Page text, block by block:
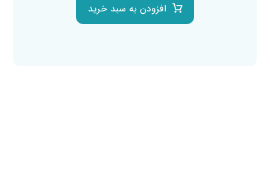
افزودن به سبد خرید